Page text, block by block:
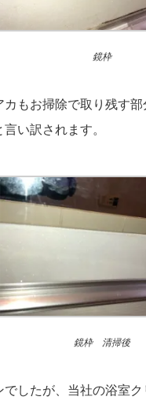
鏡枠
もお掃除で取り残す
い訳されます。
鏡枠 清掃後
したが、当社の浴室